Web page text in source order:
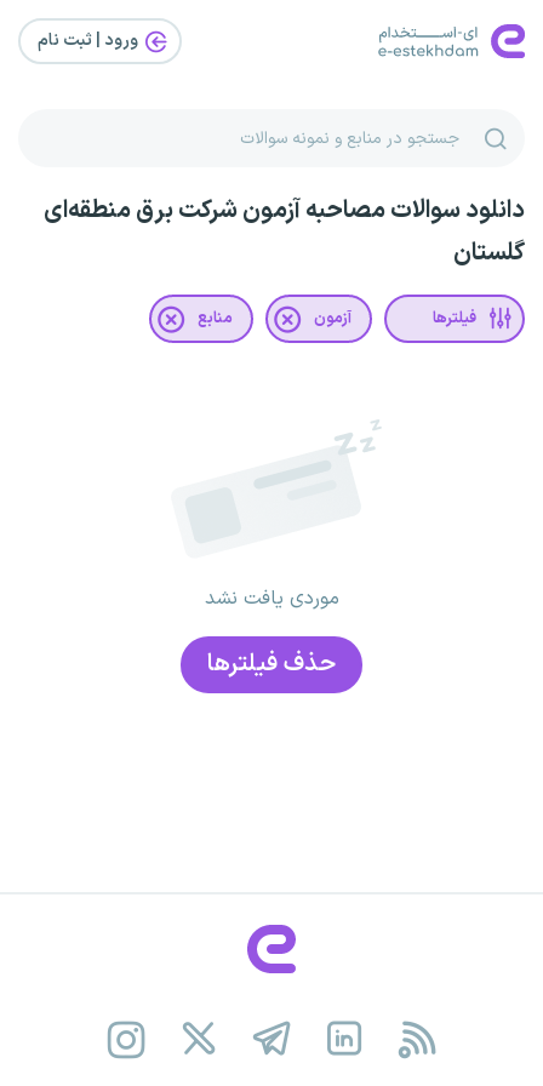
ورود | ثبت‌ نام
دانلود سوالات مصاحبه آزمون شرکت برق منطقه‌ای
گلستان
فیلترها آزمون منابع
موردی یافت نشد
حذف فیلتر‌ها